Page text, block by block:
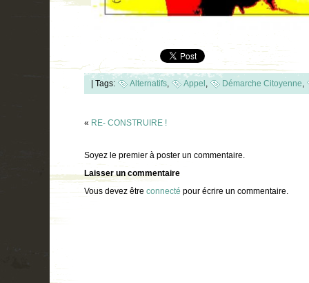
Tags: Alternatifs, Appel , Démarche Citoyenne,
« RE- CONSTRUIRE !
Soyez le premier à poster un commentaire.
Laisser un commentaire
Vous devez être connecté pour écrire un commentaire.